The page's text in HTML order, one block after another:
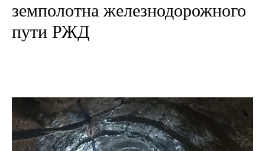
земполотна железнодорожного
пути РЖД